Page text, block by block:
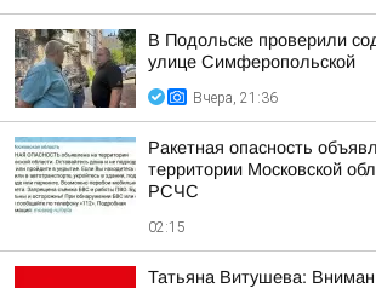
В Подольске проверили
улице Симферопольской
Вчера, 21:36
Ракетная опасность
территории Московской
РСЧС
02:15
Татьяна Витушева: